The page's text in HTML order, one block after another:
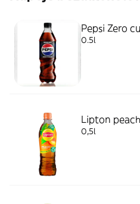
Pepsi Zero
0.5l
Lipton peach
0,5l